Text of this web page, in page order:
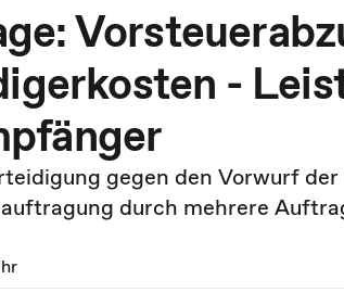
-
gegen den Vorwurf
durch mehrere